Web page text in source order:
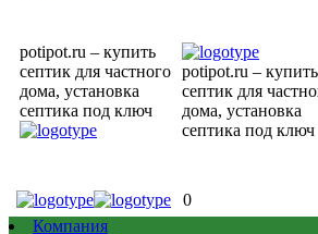
potipot.ru – купить
септик для частного
дома, установка
септика под ключ
potipot.ru – купить
септик для
дома, установка
септика под ключ
0
Компания